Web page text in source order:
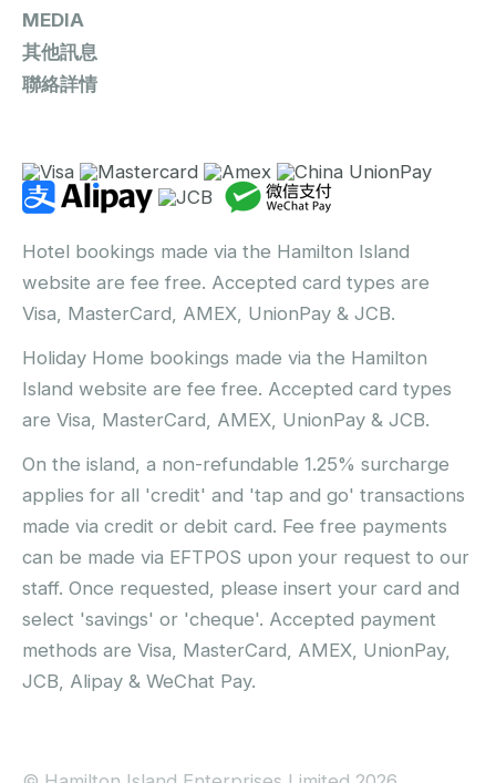
MEDIA
其他訊息
聯絡詳情
Hotel bookings made via the Hamilton Island
website are fee free. Accepted card types are
Visa, MasterCard, AMEX, UnionPay & JCB.
Holiday Home bookings made via the Hamilton
Island website are fee free. Accepted card types
are Visa, MasterCard, AMEX, UnionPay & JCB.
On the island, a non-refundable 1.25% surcharge
applies for all 'credit' and 'tap and go' transactions
made via credit or debit card. Fee free payments
can be made via EFTPOS upon your request to our
staff. Once requested, please insert your card and
select 'savings' or 'cheque'. Accepted payment
methods are Visa, MasterCard, AMEX, UnionPay,
JCB, Alipay & WeChat Pay.